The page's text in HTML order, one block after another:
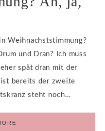
Weihnachststimmung?
und Dran? Ich muss
spät dran mit der
bereits der zweite
steht noch…